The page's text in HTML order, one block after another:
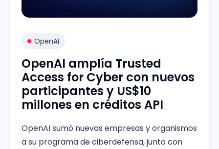
OpenAI
OpenAI amplía Trusted
Access for Cyber con nuevos
participantes y US$10
millones en créditos API
OpenAI sumó nuevas empresas y organismos
a su programa de ciberdefensa, junto con